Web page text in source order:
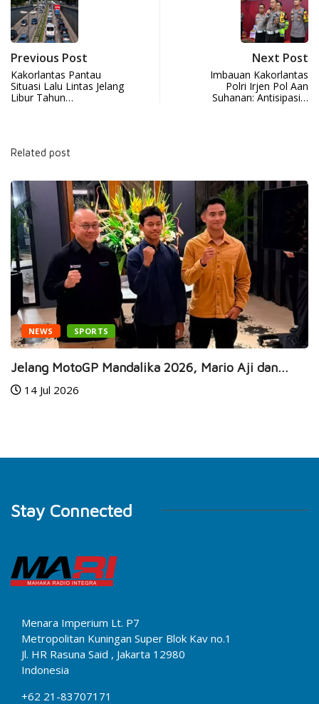
Previous Post
Kakorlantas Pantau
Situasi Lalu Lintas Jelang
Libur Tahun…
Next Post
Imbauan Kakorlantas
Polri Irjen Pol Aan
Suhanan: Antisipasi…
Related post
NEWS SPORTS
Jelang MotoGP Mandalika 2026, Mario Aji dan...
14 Jul 2026
Stay Connected
Menara Imperium Lt. P7
Metropolitan Kuningan Super Blok Kav no.1
Jl. HR Rasuna Said , Jakarta 12980
Indonesia
+62 21-83707171